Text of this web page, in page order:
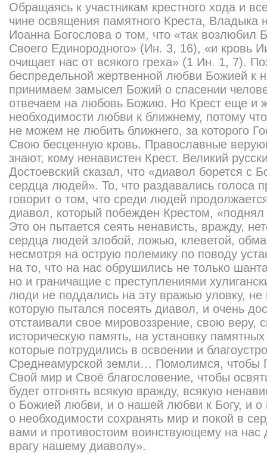
Обращаясь к участникам крестного хода и
чине освящения памятного Креста, Владыка
Иоанна Богослова о том, что «так возлюбил
Своего Единородного» (Ин. 3, 16), «и кровь
очищает нас от всякого греха» (1 Ин. 1, 7).
беспредельной жертвенной любви Божией к
принимаем замысел Божий о спасении
отвечаем на любовь Божию. Но Крест еще и
необходимости любви к ближнему, потому
не можем не любить ближнего, за которого
Свою бесценную кровь. Православные
знают, кому ненавистен Крест. Великий
Достоевский сказал, что «диавол борется с
сердца людей». То, что раздавались голоса
говорит о том, что среди людей
диавол, который побежден Крестом,
Это он пытается сеять ненависть, вражду,
сердца людей злобой, ложью, клеветой,
несмотря на острую полемику по поводу
на то, что на нас обрушились не только
но и граничащие с преступлениями
люди не поддались на эту вражью уловку,
которую пытался посеять диавол, и очень
отстаивали свое мировоззрение, свою веру,
историческую память, на установку
которые потрудились в освоении и
Среднеамурской земли… Помолимся, чтобы
Свой мир и Своё благословение, чтобы
будет отгонять всякую вражду, всякую
о Божией любви, и о нашей любви к Богу, и о
о необходимости сохранять мир и покой в
вами и противостоим воинствующему на нас
врагу нашему диаволу».